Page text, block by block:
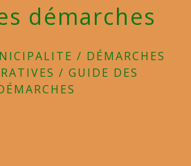
démarches
/ DÉMARCHES
/ GUIDE DES